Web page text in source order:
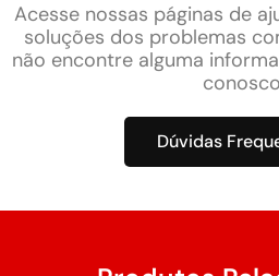
Acesse nossas páginas de
soluções dos problemas
não encontre alguma
Dúvidas